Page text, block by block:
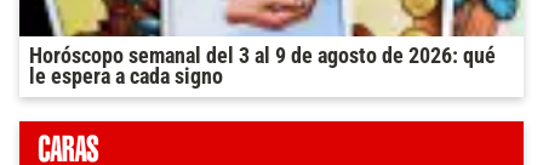
Horóscopo semanal del 3 al 9 de agosto de 2026: qué
le espera a cada signo